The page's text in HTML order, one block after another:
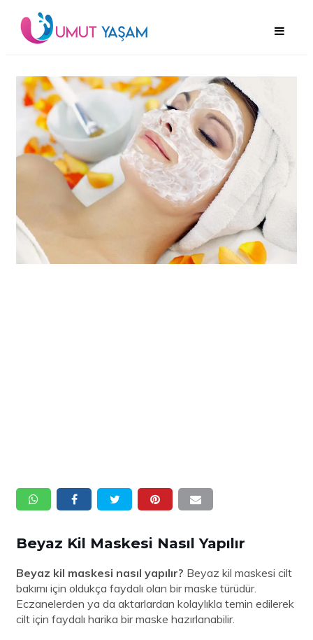
Beyaz Kil Maskesi Nasıl Yapılır
Beyaz kil maskesi nasıl yapılır? Beyaz kil maskesi cilt
bakımı için oldukça faydalı olan bir maske türüdür.
Eczanelerden ya da aktarlardan kolaylıkla temin edilerek
cilt için faydalı harika bir maske hazırlanabilir.